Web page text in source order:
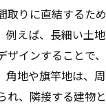
取りに直結するた
例えば、長細い土
ザインすることで
角地や旗竿地は、
れ、隣接する建物